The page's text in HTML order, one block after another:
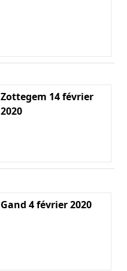
Zottegem 14 février
2020
Gand 4 février 2020